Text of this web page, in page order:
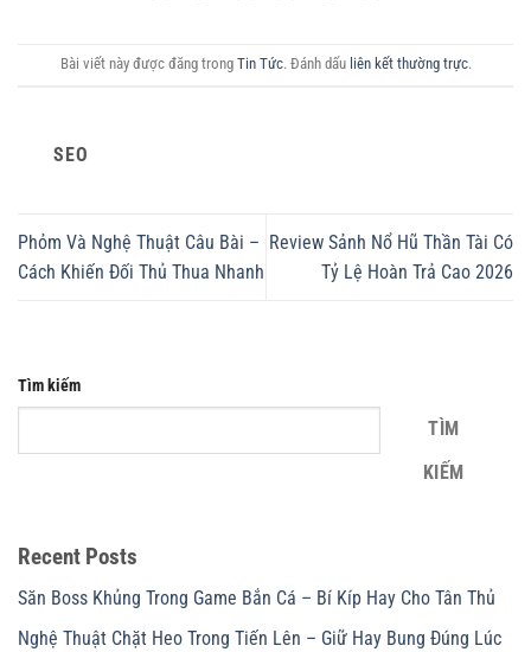
Bài viết này được đăng trong Tin Tức. Đánh dấu liên kết thường trực.
SEO
Phỏm Và Nghệ Thuật Câu Bài –
Cách Khiến Đối Thủ Thua Nhanh
Review Sảnh Nổ Hũ Thần Tài Có
Tỷ Lệ Hoàn Trả Cao 2026
Tìm kiếm
TÌM
KIẾM
Recent Posts
Săn Boss Khủng Trong Game Bắn Cá – Bí Kíp Hay Cho Tân Thủ
Nghệ Thuật Chặt Heo Trong Tiến Lên – Giữ Hay Bung Đúng Lúc